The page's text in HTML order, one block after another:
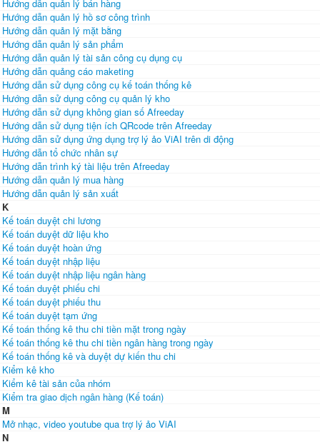
Hướng dẫn quản lý bán hàng
Hướng dẫn quản lý hồ sơ công trình
Hướng dẫn quản lý mặt bằng
Hướng dẫn quản lý sản phẩm
Hướng dẫn quản lý tài sản công cụ dụng cụ
Hướng dẫn quảng cáo maketing
Hướng dẫn sử dụng công cụ kế toán thống kê
Hướng dẫn sử dụng công cụ quản lý kho
Hướng dẫn sử dụng không gian số Afreeday
Hướng dẫn sử dụng tiện ích QRcode trên Afreeday
Hướng dẫn sử dụng ứng dụng trợ lý ảo ViAI trên di động
Hướng dẫn tổ chức nhân sự
Hướng dẫn trình ký tài liệu trên Afreeday
Hướng dẫn quản lý mua hàng
Hướng dẫn quản lý sản xuất
K
Kế toán duyệt chi lương
Kế toán duyệt dữ liệu kho
Kế toán duyệt hoàn ứng
Kế toán duyệt nhập liệu
Kế toán duyệt nhập liệu ngân hàng
Kế toán duyệt phiếu chi
Kế toán duyệt phiếu thu
Kế toán duyệt tạm ứng
Kế toán thống kê thu chi tiền mặt trong ngày
Kế toán thống kê thu chi tiền ngân hàng trong ngày
Kế toán thống kê và duyệt dự kiến thu chi
Kiểm kê kho
Kiểm kê tài sản của nhóm
Kiểm tra giao dịch ngân hàng (Kế toán)
M
Mở nhạc, video youtube qua trợ lý ảo ViAI
N